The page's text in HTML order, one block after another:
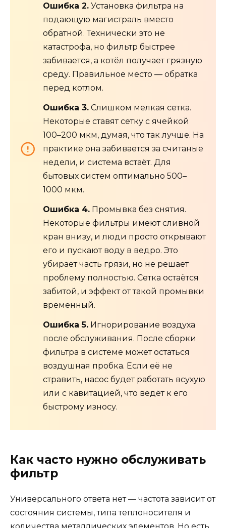
Ошибка 2. Установка фильтра на
подающую магистраль вместо
обратной. Технически это не
катастрофа, но фильтр быстрее
забивается, а котёл получает грязную
среду. Правильное место — обратка
перед котлом.
Ошибка 3. Слишком мелкая сетка.
Некоторые ставят сетку с ячейкой
100–200 мкм, думая, что так лучше. На
практике она забивается за считаные
недели, и система встаёт. Для
бытовых систем оптимально 500–
1000 мкм.
Ошибка 4. Промывка без снятия.
Некоторые фильтры имеют сливной
кран внизу, и люди просто открывают
его и пускают воду в ведро. Это
убирает часть грязи, но не решает
проблему полностью. Сетка остаётся
забитой, и эффект от такой промывки
временный.
Ошибка 5. Игнорирование воздуха
после обслуживания. После сборки
фильтра в системе может остаться
воздушная пробка. Если её не
стравить, насос будет работать всухую
или с кавитацией, что ведёт к его
быстрому износу.
Как часто нужно обслуживать
фильтр
Универсального ответа нет — частота зависит от
состояния системы, типа теплоносителя и